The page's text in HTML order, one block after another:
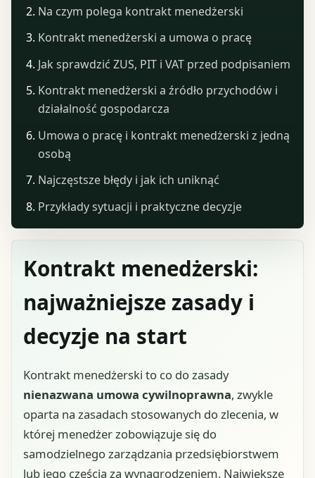
Kontrakt menedżerski:
najważniejsze zasady i
decyzje na start
Kontrakt menedżerski to co do zasady
nienazwana umowa cywilnoprawna, zwykle
oparta na zasadach stosowanych do zlecenia, w
której menedżer zobowiązuje się do
samodzielnego zarządzania przedsiębiorstwem
lub jego częścią za wynagrodzeniem. Największe
Na czym polega kontrakt menedżerski
Kontrakt menedżerski a umowa o pracę
Jak sprawdzić ZUS, PIT i VAT przed podpisaniem
Kontrakt menedżerski a źródło przychodów i
działalność gospodarcza
Umowa o pracę i kontrakt menedżerski z jedną
osobą
Najczęstsze błędy i jak ich uniknąć
Przykłady sytuacji i praktyczne decyzje